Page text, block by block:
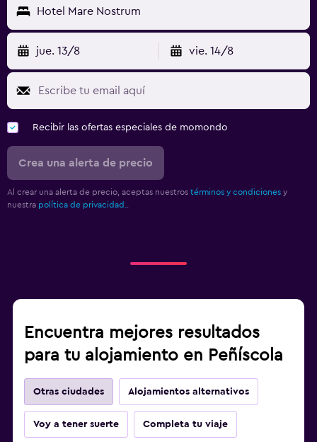
Hotel Mare Nostrum
jue. 13/8 vie. 14/8
Recibir las ofertas especiales de momondo
Crea una alerta de precio
Al crear una alerta de precio, aceptas nuestros términos y condiciones y
nuestra política de privacidad.
Encuentra mejores resultados
para tu alojamiento en Peñíscola
Otras ciudades Alojamientos alternativos
Voy a tener suerte Completa tu viaje